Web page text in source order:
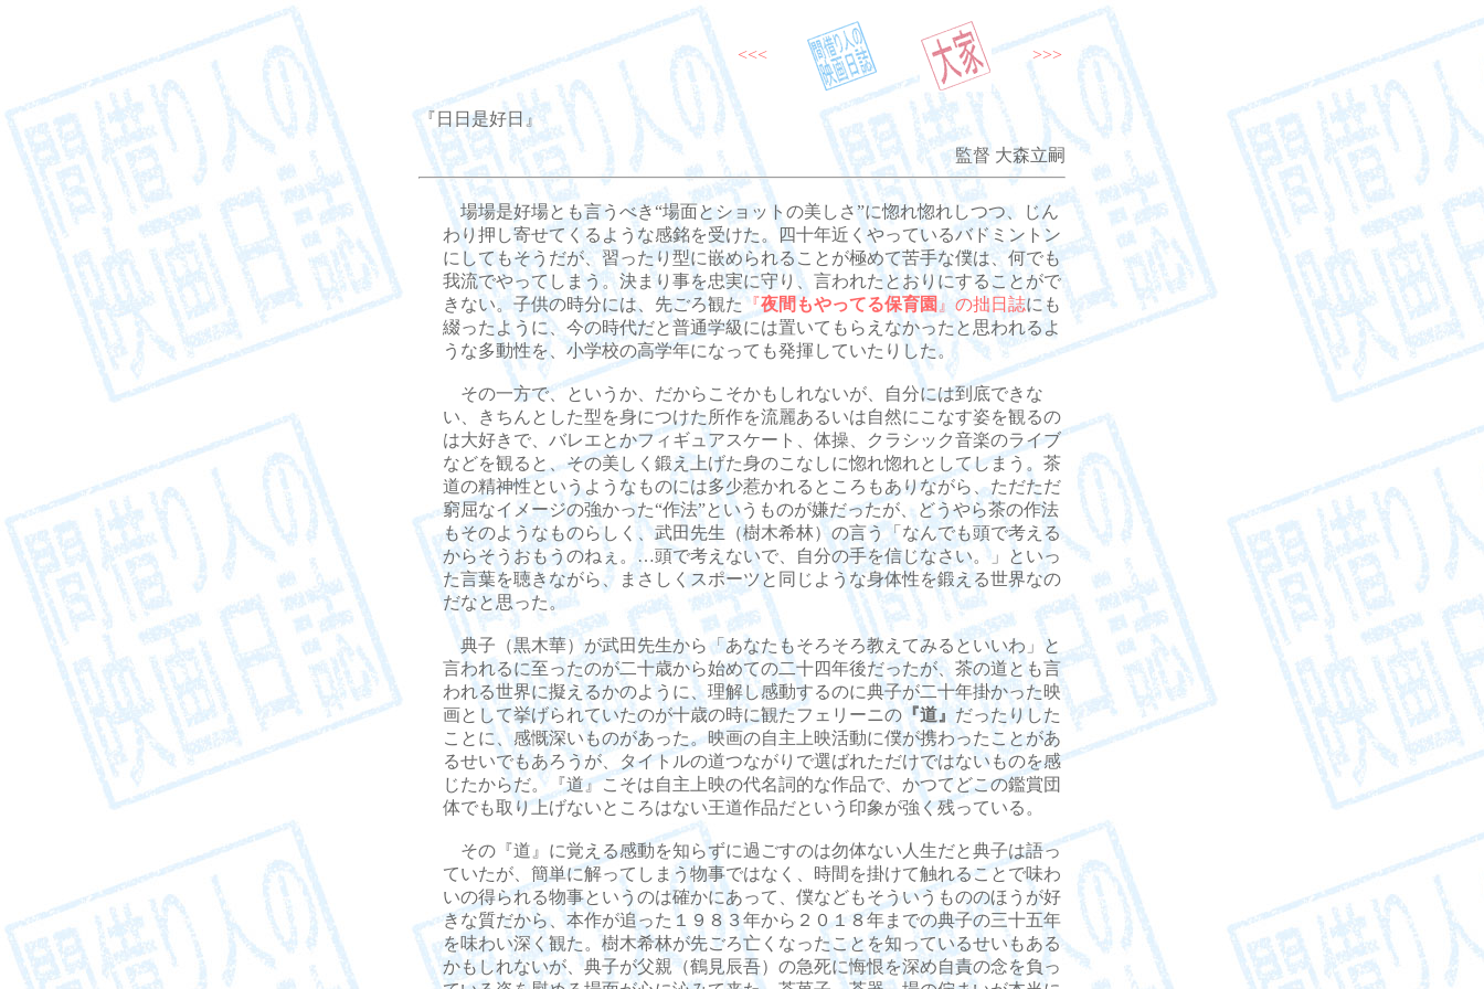
<<< >>>
『日日是好日』
監督 大森立嗣
場場是好場とも言うべき“場面とショットの美しさ”に惚れ惚れしつつ、じん
わり押し寄せてくるような感銘を受けた。四十年近くやっているバドミントン
にしてもそうだが、習ったり型に嵌められることが極めて苦手な僕は、何でも
我流でやってしまう。決まり事を忠実に守り、言われたとおりにすることがで
きない。子供の時分には、先ごろ観た 『夜間もやってる保育園』の拙日誌にも
綴ったように、今の時代だと普通学級には置いてもらえなかったと思われるよ
うな多動性を、小学校の高学年になっても発揮していたりした。
その一方で、というか、だからこそかもしれないが、自分には到底できな
い、きちんとした型を身につけた所作を流麗あるいは自然にこなす姿を観るの
は大好きで、バレエとかフィギュアスケート、体操、クラシック音楽のライブ
などを観ると、その美しく鍛え上げた身のこなしに惚れ惚れとしてしまう。茶
道の精神性というようなものには多少惹かれるところもありながら、ただただ
窮屈なイメージの強かった“作法”というものが嫌だったが、どうやら茶の作法
もそのようなものらしく、武田先生（樹木希林）の言う「なんでも頭で考える
からそうおもうのねぇ。…頭で考えないで、自分の手を信じなさい。」といっ
た言葉を聴きながら、まさしくスポーツと同じような身体性を鍛える世界なの
だなと思った。
典子（黒木華）が武田先生から「あなたもそろそろ教えてみるといいわ」と
言われるに至ったのが二十歳から始めての二十四年後だったが、茶の道とも言
われる世界に擬えるかのように、理解し感動するのに典子が二十年掛かった映
画として挙げられていたのが十歳の時に観たフェリーニの 『道』 だったりした
ことに、感慨深いものがあった。映画の自主上映活動に僕が携わったことがあ
るせいでもあろうが、タイトルの道つながりで選ばれただけではないものを感
じたからだ。『道』こそは自主上映の代名詞的な作品で、かつてどこの鑑賞団
体でも取り上げないところはない王道作品だという印象が強く残っている。
その『道』に覚える感動を知らずに過ごすのは勿体ない人生だと典子は語っ
ていたが、簡単に解ってしまう物事ではなく、時間を掛けて触れることで味わ
いの得られる物事というのは確かにあって、僕などもそういうもののほうが好
きな質だから、本作が追った１９８３年から２０１８年までの典子の三十五年
を味わい深く観た。樹木希林が先ごろ亡くなったことを知っているせいもある
かもしれないが、典子が父親（鶴見辰吾）の急死に悔恨を深め自責の念を負っ